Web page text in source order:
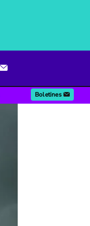
Boletines